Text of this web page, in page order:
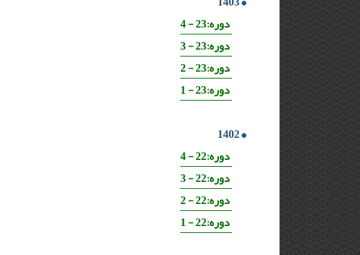
دوره:23 - 4
دوره:23 - 3
دوره:23 - 2
دوره:23 - 1
1402
دوره:22 - 4
دوره:22 - 3
دوره:22 - 2
دوره:22 - 1